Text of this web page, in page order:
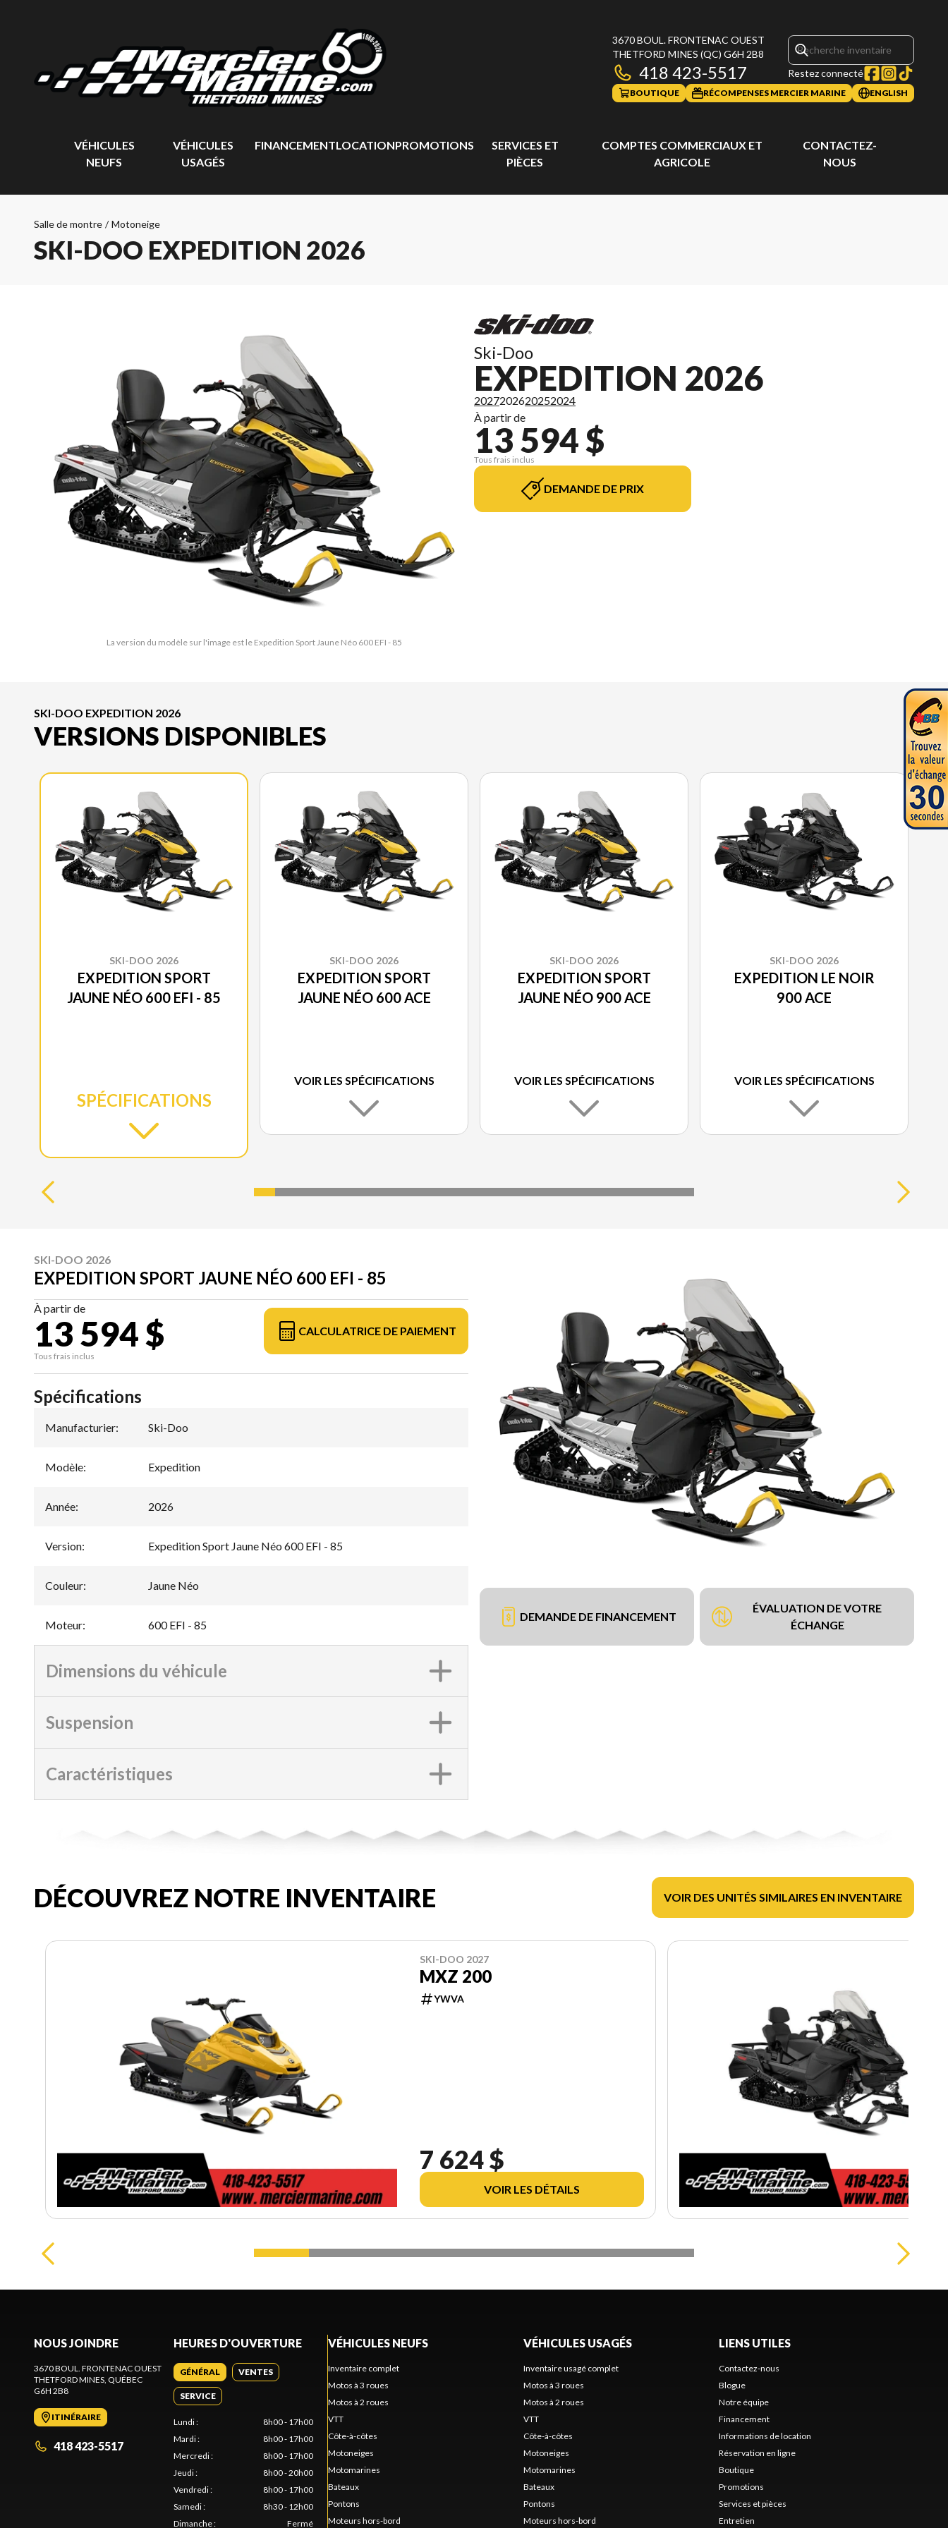
3670 BOUL. FRONTENAC OUEST
THETFORD MINES (QC) G6H 2B8
418 423-5517 Restez connecté
BOUTIQUE RÉCOMPENSES MERCIER MARINE ENGLISH
VÉHICULES
NEUFS
VÉHICULES
USAGÉS
FINANCEMENTLOCATIONPROMOTIONS
SERVICES ET
PIÈCES
COMPTES COMMERCIAUX ET
AGRICOLE
CONTACTEZ-
NOUS
Salle de montre / Motoneige
SKI-DOO EXPEDITION 2026
La version du modèle sur l'image est le Expedition Sport Jaune Néo 600 EFI - 85
Ski-Doo
EXPEDITION 2026
2027202620252024
À partir de
13 594 $
Tous frais inclus
DEMANDE DE PRIX
SKI-DOO EXPEDITION 2026
VERSIONS DISPONIBLES
SKI-DOO 2026
EXPEDITION SPORT
JAUNE NÉO 600 EFI - 85
SPÉCIFICATIONS
SKI-DOO 2026
EXPEDITION SPORT
JAUNE NÉO 600 ACE
VOIR LES SPÉCIFICATIONS
SKI-DOO 2026
EXPEDITION SPORT
JAUNE NÉO 900 ACE
VOIR LES SPÉCIFICATIONS
SKI-DOO 2026
EXPEDITION LE NOIR
900 ACE
VOIR LES SPÉCIFICATIONS
SKI-DOO 2026
EXPEDITION SPORT JAUNE NÉO 600 EFI - 85
À partir de
13 594 $
Tous frais inclus
CALCULATRICE DE PAIEMENT
DEMANDE DE FINANCEMENT
ÉVALUATION DE VOTRE
ÉCHANGE
Spécifications
Manufacturier: Ski-Doo
Modèle: Expedition
Année: 2026
Version: Expedition Sport Jaune Néo 600 EFI - 85
Couleur: Jaune Néo
Moteur: 600 EFI - 85
Dimensions du véhicule
Suspension
Caractéristiques
DÉCOUVREZ NOTRE INVENTAIRE VOIR DES UNITÉS SIMILAIRES EN INVENTAIRE
SKI-DOO 2027
MXZ 200
YWVA
7 624 $
VOIR LES DÉTAILS
NOUS JOINDRE
3670 BOUL. FRONTENAC OUEST
THETFORD MINES, QUÉBEC
G6H 2B8
ITINÉRAIRE
418 423-5517
HEURES D'OUVERTURE
GÉNÉRAL VENTES
SERVICE
Lundi:
8h00 - 17h00
Mardi:
8h00 - 17h00
Mercredi:
8h00 - 17h00
Jeudi:
8h00 - 20h00
Vendredi:
8h00 - 17h00
Samedi:
8h30 - 12h00
Dimanche: Fermé
VÉHICULES NEUFS
Inventaire complet
Motos à 3 roues
Motos à 2 roues
VTT
Côte-à-côtes
Motoneiges
Motomarines
Bateaux
Pontons
Moteurs hors-bord
VÉHICULES USAGÉS
Inventaire usagé complet
Motos à 3 roues
Motos à 2 roues
VTT
Côte-à-côtes
Motoneiges
Motomarines
Bateaux
Pontons
Moteurs hors-bord
LIENS UTILES
Contactez-nous
Blogue
Notre équipe
Financement
Informations de location
Réservation en ligne
Boutique
Promotions
Services et pièces
Entretien